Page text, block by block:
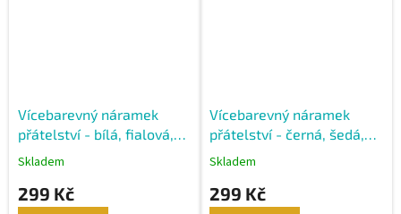
Vícebarevný náramek
přátelství - bílá, fialová,
modrá
Skladem
299 Kč
Vícebarevný náramek
přátelství - černá, šedá,
modrá
Skladem
299 Kč